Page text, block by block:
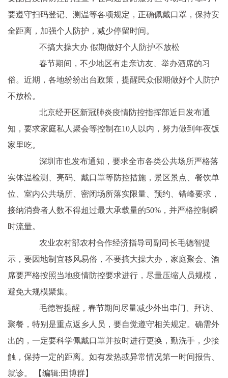
要遵守扫码登记、测温等各项规定，正确佩戴口罩，保持安
全距离，加强个人防护，减少停留时间。
不搞大操大办 假期做好个人防护不放松
春节期间，不少地区有走亲访友、举办酒席的习
俗。近期，各地纷纷出台政策，提醒民众假期做好个人防护
不放松。
北京经开区新冠肺炎疫情防控指挥部近日发布通
知，要求家庭私人聚会等控制在10人以内，努力做到年夜饭
家里吃。
深圳市也发布通知，要求全市各类公共场所严格落
实体温检测、亮码、戴口罩等防控措施，景区景点、餐饮单
位、室内公共场所、密闭场所落实限量、预约、错峰要求，
接纳消费者人数不得超过最大承载量的50%，并严格控制瞬
时流量。
农业农村部农村合作经济指导司副司长毛德智提
示，要因地制宜移风易俗，不要搞大操大办，家庭聚会、酒
席要严格按照当地疫情防控要求进行，尽量压缩人员规模，
避免大规模聚集。
毛德智提醒，春节期间尽量减少外出串门、拜访、
聚餐，特别是重点返乡人员，要自觉遵守相关规定。确需外
出的，一定要科学佩戴口罩并按时进行更换，勤洗手，少接
触，保持一定的距离。如有发热或异常情况第一时间报告、
就诊。
【编辑:田博群】